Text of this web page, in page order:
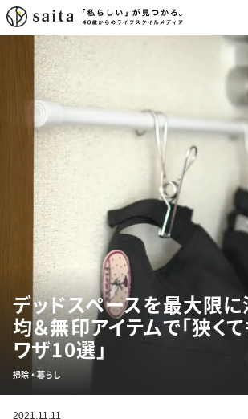
デッドスペースを最大限に
均＆無印アイテムで「狭く
ワザ10選」
掃除・暮らし
2021.11.11